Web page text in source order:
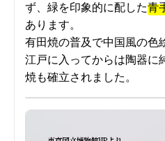
ず、緑を印象的に配した青
あります。
有田焼の普及で中国風の色
江戸に入ってからは陶器に
焼も確立されました。